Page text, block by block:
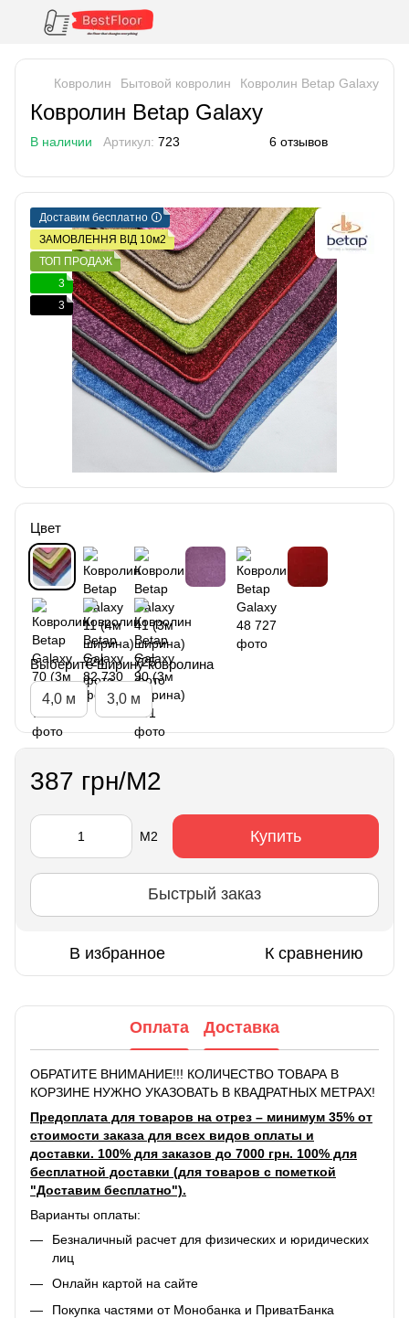
Ковролин Бытовой ковролин Ковролин Betap Galaxy
Ковролин Betap Galaxy
В наличии Артикул: 723 6 отзывов
Доставим бесплатно 🛈
ЗАМОВЛЕННЯ ВІД 10м2
ТОП ПРОДАЖ
3
3
Цвет
Выберите ширину ковролина
4,0 м 3,0 м
387 грн/М2
М2 Купить
Быстрый заказ
В избранное К сравнению
Оплата Доставка
ОБРАТИТЕ ВНИМАНИЕ!!! КОЛИЧЕСТВО ТОВАРА В
КОРЗИНЕ НУЖНО УКАЗОВАТЬ В КВАДРАТНЫХ МЕТРАХ!
Предоплата для товаров на отрез – минимум 35% от
стоимости заказа для всех видов оплаты и
доставки. 100% для заказов до 7000 грн. 100% для
бесплатной доставки (для товаров с пометкой
"Доставим бесплатно").
Варианты оплаты:
Безналичный расчет для физических и юридических
лиц
Онлайн картой на сайте
Покупка частями от Монобанка и ПриватБанка